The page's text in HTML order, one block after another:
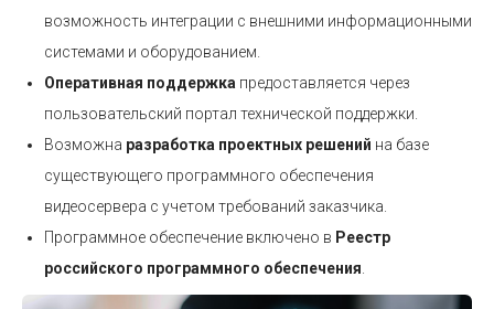
возможность интеграции с внешними информационными
системами и оборудованием.
Оперативная поддержка предоставляется через
пользовательский портал технической поддержки.
Возможна разработка проектных решений на базе
существующего программного обеспечения
видеосервера с учетом требований заказчика.
Программное обеспечение включено в Реестр
российского программного обеспечения